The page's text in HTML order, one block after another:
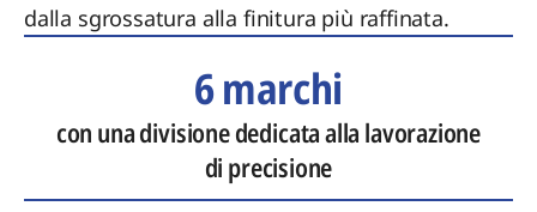
dalla sgrossatura alla finitura più raffinata.
6 marchi
con una divisione dedicata alla lavorazione
di precisione